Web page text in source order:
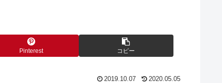
Pinterest コピー
2019.10.07 2020.05.05